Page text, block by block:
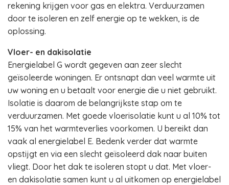
rekening krijgen voor gas en elektra. Verduurzamen
door te isoleren en zelf energie op te wekken, is de
oplossing.
Vloer- en dakisolatie
Energielabel G wordt gegeven aan zeer slecht
geïsoleerde woningen. Er ontsnapt dan veel warmte uit
uw woning en u betaalt voor energie die u niet gebruikt.
Isolatie is daarom de belangrijkste stap om te
verduurzamen. Met goede vloerisolatie kunt u al 10% tot
15% van het warmteverlies voorkomen. U bereikt dan
vaak al energielabel E. Bedenk verder dat warmte
opstijgt en via een slecht geïsoleerd dak naar buiten
vliegt. Door het dak te isoleren stopt u dat. Met vloer-
en dakisolatie samen kunt u al uitkomen op energielabel